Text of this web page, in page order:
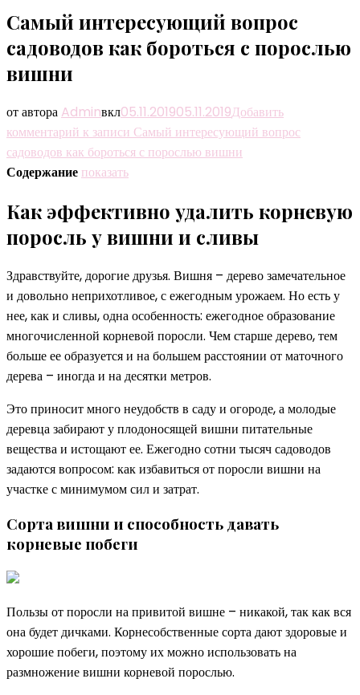
Самый интересующий вопрос
садоводов как бороться с порослью
вишни
от автора Adminвкл05.11.201905.11.2019Добавить
комментарий к записи Самый интересующий вопрос
садоводов как бороться с порослью вишни
Содержание показать
Как эффективно удалить корневую
поросль у вишни и сливы
Здравствуйте, дорогие друзья. Вишня – дерево замечательное
и довольно неприхотливое, с ежегодным урожаем. Но есть у
нее, как и сливы, одна особенность: ежегодное образование
многочисленной корневой поросли. Чем старше дерево, тем
больше ее образуется и на большем расстоянии от маточного
дерева – иногда и на десятки метров.
Это приносит много неудобств в саду и огороде, а молодые
деревца забирают у плодоносящей вишни питательные
вещества и истощают ее. Ежегодно сотни тысяч садоводов
задаются вопросом: как избавиться от поросли вишни на
участке с минимумом сил и затрат.
Сорта вишни и способность давать
корневые побеги
Пользы от поросли на привитой вишне – никакой, так как вся
она будет дичками. Корнесобственные сорта дают здоровые и
хорошие побеги, поэтому их можно использовать на
размножение вишни корневой порослью.